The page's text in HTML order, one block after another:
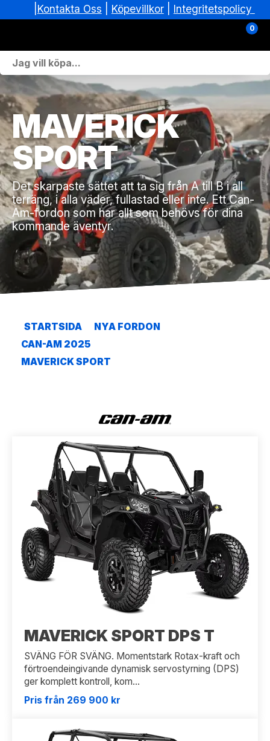
Köpevillkor| Integritetspolicy
0
Skoterdelar & Tillbehör
ATV-delar & Tillbehör
Sprängskisser
Nya fordon
Fordon i lager
Verkstad
MAVERICK
SPORT
Det skarpaste sättet att ta sig från A till B i all
terräng, i alla väder, fullastad eller inte. Ett Can-
Am-fordon som har allt som behövs för dina
kommande äventyr.
STARTSIDA
NYA FORDON
CAN-AM 2025
MAVERICK SPORT
MAVERICK SPORT DPS T
SVÄNG FÖR SVÄNG. Momentstark Rotax-kraft och
förtroendeingivande dynamisk servostyrning (DPS)
ger komplett kontroll, kom...
Pris från 269 900 kr